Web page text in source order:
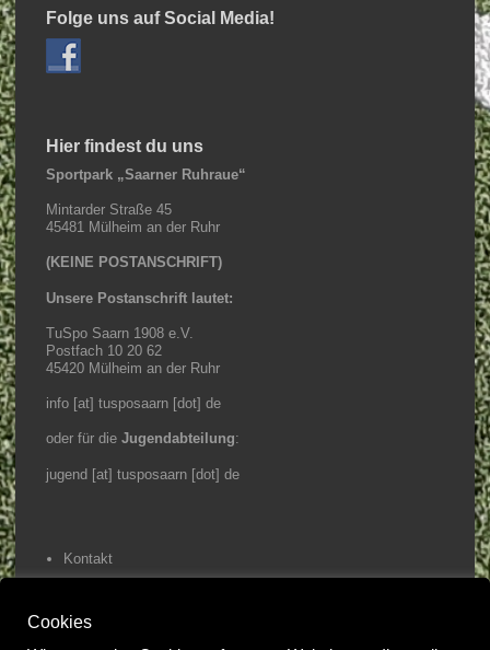
Folge uns auf Social Media!
Hier findest du uns
Sportpark „Saarner Ruhraue“
Mintarder Straße 45
45481 Mülheim an der Ruhr
(KEINE POSTANSCHRIFT)
Unsere Postanschrift lautet:
TuSpo Saarn 1908 e.V.
Postfach 10 20 62
45420 Mülheim an der Ruhr
info [at] tusposaarn [dot] de
oder für die Jugendabteilung:
jugend [at] tusposaarn [dot] de
Kontakt
Home
Cookies